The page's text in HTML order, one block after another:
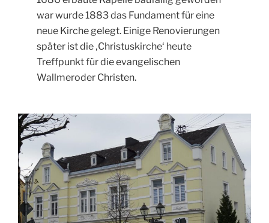
war wurde 1883 das Fundament für eine
neue Kirche gelegt. Einige Renovierungen
später ist die ‚Christuskirche‘ heute
Treffpunkt für die evangelischen
Wallmeroder Christen.